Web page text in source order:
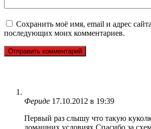
Сохранить моё имя, email и адрес
последующих моих комментариев.
Фериде 17.10.2012 в 19:39
Первый раз слышу что такую
домашних условиях.Спасибо за